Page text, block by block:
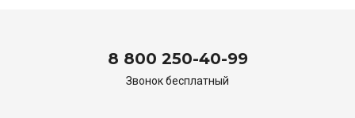
8 800 250-40-99
Звонок бесплатный